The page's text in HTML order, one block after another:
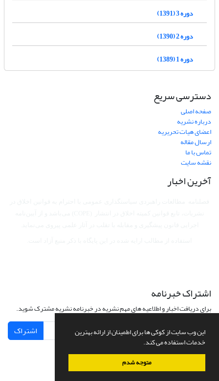
این وب سایت از کوکی ها برای اطمینان از ارائه بهترین
خدمات استفاده می کند.
متوجه شدم
دوره 3 (1391)
دوره 2 (1390)
دوره 1 (1389)
دسترسی سریع
صفحه اصلی
درباره نشریه
اعضای هیات تحریریه
ارسال مقاله
تماس با ما
نقشه سایت
آخرین اخبار
اشتراک خبرنامه
برای دریافت اخبار و اطلاعیه های مهم نشریه در خبرنامه نشریه مشترک شوید.
اشتراک
سامانه مدیریت نشریات علمی.طراحی و پیاده سازی ازسیناوب